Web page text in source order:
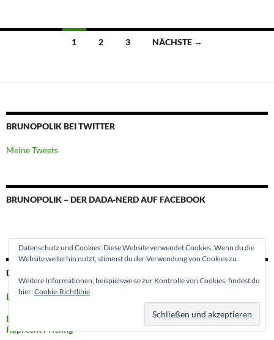
Beitragsnavigation
1 2 3 NÄCHSTE →
BRUNOPOLIK BEI TWITTER
Meine Tweets
BRUNOPOLIK – DER DADA-NERD AUF FACEBOOK
DORT GIBT ES BRUNOPOLIK AUCH NOCH:
Berliner Gazette
Brunopolik – Scheitern als Teil der Kunstproduktion? von Wilhelm
Ruprecht Frieling
Datenschutz und Cookies: Diese Website verwendet Cookies. Wenn du die
Website weiterhin nutzt, stimmst du der Verwendung von Cookies zu.
Weitere Informationen, beispielsweise zur Kontrolle von Cookies, findest du
hier:Cookie-Richtlinie